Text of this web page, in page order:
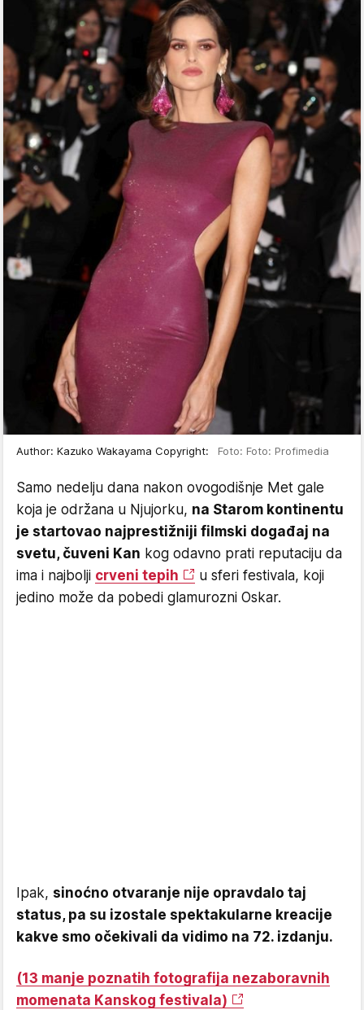
Author: Kazuko Wakayama Copyright: Foto: Foto: Profimedia
Samo nedelju dana nakon ovogodišnje Met gale
koja je održana u Njujorku, na Starom kontinentu
je startovao najprestižniji filmski događaj na
svetu, čuveni Kan kog odavno prati reputaciju da
ima i najbolji crveni tepih
u sferi festivala, koji
jedino može da pobedi glamurozni Oskar.
Ipak, sinoćno otvaranje nije opravdalo taj
status, pa su izostale spektakularne kreacije
kakve smo očekivali da vidimo na 72. izdanju.
(13 manje poznatih fotografija nezaboravnih
momenata Kanskog festivala)